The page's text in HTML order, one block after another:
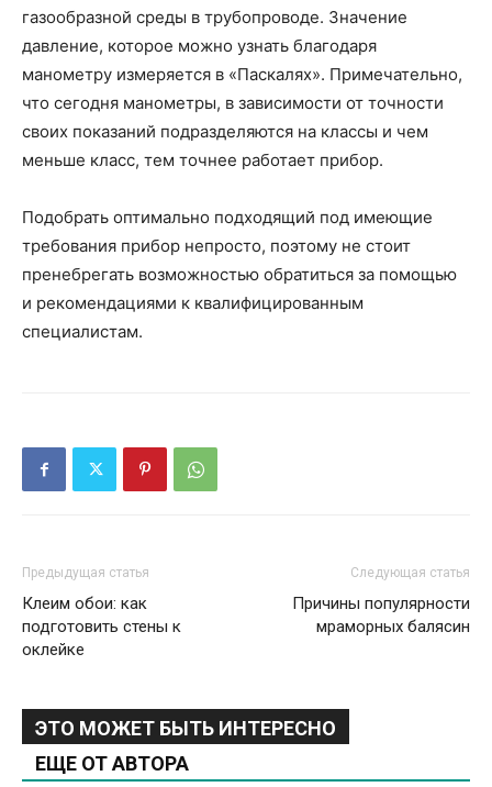
газообразной среды в трубопроводе. Значение
давление, которое можно узнать благодаря
манометру измеряется в «Паскалях». Примечательно,
что сегодня манометры, в зависимости от точности
своих показаний подразделяются на классы и чем
меньше класс, тем точнее работает прибор.
Подобрать оптимально подходящий под имеющие
требования прибор непросто, поэтому не стоит
пренебрегать возможностью обратиться за помощью
и рекомендациями к квалифицированным
специалистам.
Предыдущая статья
Клеим обои: как
подготовить стены к
оклейке
Следующая статья
Причины популярности
мраморных балясин
ЭТО МОЖЕТ БЫТЬ ИНТЕРЕСНО
ЕЩЕ ОТ АВТОРА